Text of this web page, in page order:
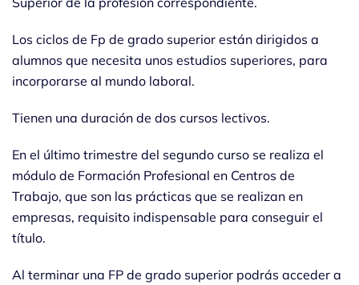
Los ciclos de Fp de grado superior están dirigidos a
alumnos que necesita unos estudios superiores, para
incorporarse al mundo laboral.
Tienen una duración de dos cursos lectivos.
En el último trimestre del segundo curso se realiza el
módulo de Formación Profesional en Centros de
Trabajo, que son las prácticas que se realizan en
empresas, requisito indispensable para conseguir el
título.
Al terminar una FP de grado superior podrás acceder a